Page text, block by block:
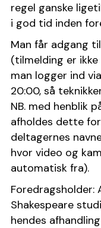
regel ganske
i god tid inden
Man får adgang
(tilmelding er
man logger ind
20:00, så
NB. med henblik
afholdes dette
deltagernes
hvor video og
automatisk fra).
Foredragsholder:
Shakespeare
hendes